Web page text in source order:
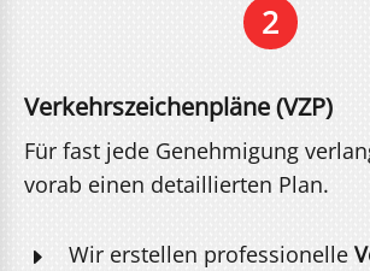
2
Verkehrszeichenpläne (VZP)
Für fast jede Genehmigung
vorab einen detaillierten Plan.
E Wir erstellen professionelle